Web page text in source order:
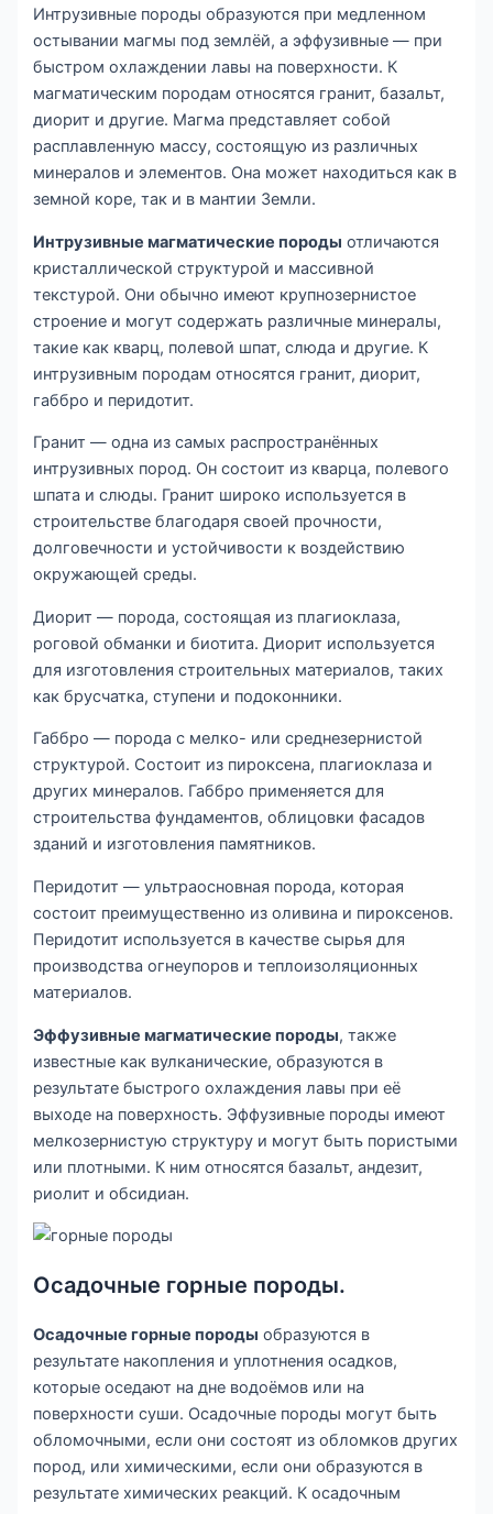
Интрузивные породы образуются при медленном
остывании магмы под землёй, а эффузивные — при
быстром охлаждении лавы на поверхности. К
магматическим породам относятся гранит, базальт,
диорит и другие. Магма представляет собой
расплавленную массу, состоящую из различных
минералов и элементов. Она может находиться как в
земной коре, так и в мантии Земли.
Интрузивные магматические породы отличаются
кристаллической структурой и массивной
текстурой. Они обычно имеют крупнозернистое
строение и могут содержать различные минералы,
такие как кварц, полевой шпат, слюда и другие. К
интрузивным породам относятся гранит, диорит,
габбро и перидотит.
Гранит — одна из самых распространённых
интрузивных пород. Он состоит из кварца, полевого
шпата и слюды. Гранит широко используется в
строительстве благодаря своей прочности,
долговечности и устойчивости к воздействию
окружающей среды.
Диорит — порода, состоящая из плагиоклаза,
роговой обманки и биотита. Диорит используется
для изготовления строительных материалов, таких
как брусчатка, ступени и подоконники.
Габбро — порода с мелко- или среднезернистой
структурой. Состоит из пироксена, плагиоклаза и
других минералов. Габбро применяется для
строительства фундаментов, облицовки фасадов
зданий и изготовления памятников.
Перидотит — ультраосновная порода, которая
состоит преимущественно из оливина и пироксенов.
Перидотит используется в качестве сырья для
производства огнеупоров и теплоизоляционных
материалов.
Эффузивные магматические породы, также
известные как вулканические, образуются в
результате быстрого охлаждения лавы при её
выходе на поверхность. Эффузивные породы имеют
мелкозернистую структуру и могут быть пористыми
или плотными. К ним относятся базальт, андезит,
риолит и обсидиан.
Осадочные горные породы.
Осадочные горные породы образуются в
результате накопления и уплотнения осадков,
которые оседают на дне водоёмов или на
поверхности суши. Осадочные породы могут быть
обломочными, если они состоят из обломков других
пород, или химическими, если они образуются в
результате химических реакций. К осадочным